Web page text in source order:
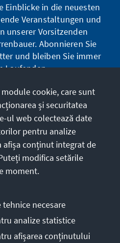
Einblicke in die neuesten
Veranstaltungen und
unserer Vorsitzenden
Abonnieren Sie
und bleiben Sie immer
Laufenden.
datelor personale
cookie, care sunt
și securitatea
ul web colectează date
pentru analize
afișa conținut integrat de
modifica setările
moment.
necesare
analize statistice
afișarea conținutului